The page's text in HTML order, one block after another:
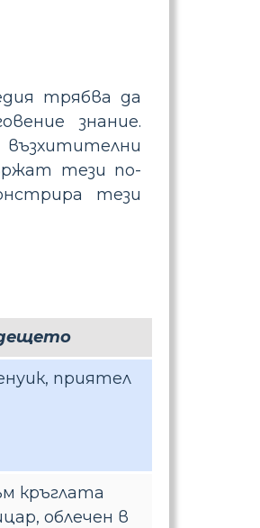
трябва да
знание.
тези по-
тези
приятел
кръглата
облечен в